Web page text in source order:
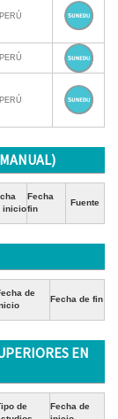
PERÚ
PERÚ
PERÚ
inicio
Fecha
fin
Fuente
de
Fecha de fin
EN
de
Fecha de